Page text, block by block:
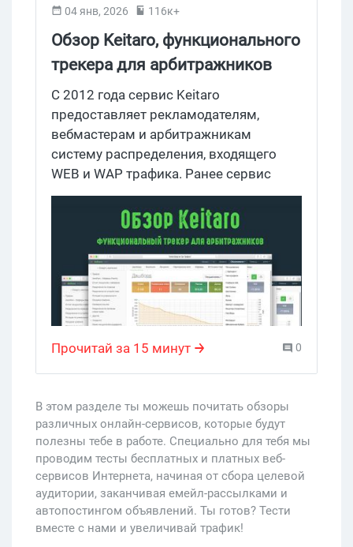
внимательным читателям Gdetraffic,
HilltopAds подготовила промокод на
+20% к пополнению.
04 янв, 2026 116к+
Обзор Keitaro, функционального
трекера для арбитражников
C 2012 года сервис Keitaro
предоставляет рекламодателям,
вебмастерам и арбитражникам
систему распределения, входящего
WEB и WAP трафика. Ранее сервис
позиционировался как TDS, но за
последние годы функционал
существенно вырос и претерпел
некоторые изменения, благодаря
которым Keitaro стал полноценным
трекером, предоставляющий широкий
набор возможностей для работы с
Прочитай за 15 минут
0
В этом разделе ты можешь почитать обзоры
различных онлайн-сервисов, которые будут
полезны тебе в работе. Специально для тебя мы
проводим тесты бесплатных и платных веб-
сервисов Интернета, начиная от сбора целевой
аудитории, заканчивая емейл-рассылками и
автопостингом объявлений. Ты готов? Тести
вместе с нами и увеличивай трафик!